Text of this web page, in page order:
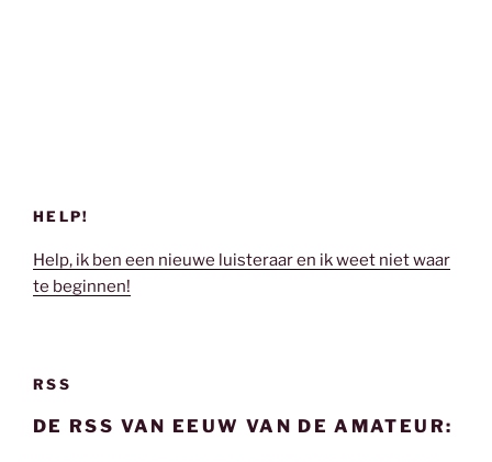
HELP!
Help, ik ben een nieuwe luisteraar en ik weet niet waar
te beginnen!
RSS
DE RSS VAN EEUW VAN DE AMATEUR: